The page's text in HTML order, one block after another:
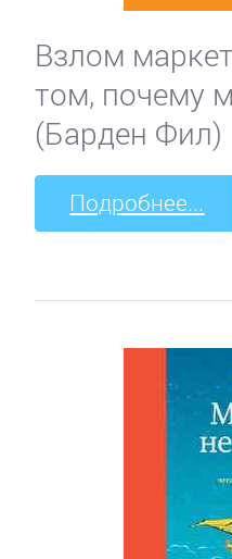
Взлом
том, почему
(Барден Фил)
Подробнее...